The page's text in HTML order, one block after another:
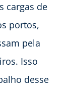
cargas de
portos,
pela
Isso
desse